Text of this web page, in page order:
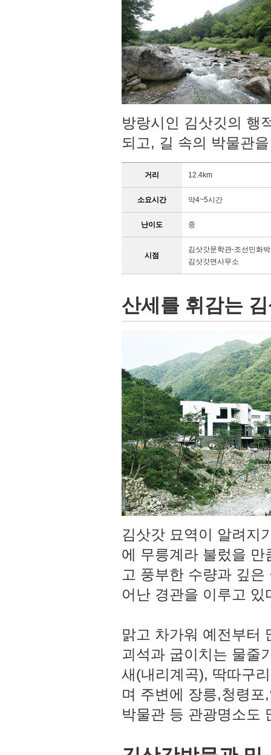
방랑시인 김삿깃의 행
되고, 길 속의 박물관
거리 12.4km
소요시간 약4~5시간
난이도 중
시점
김삿갓문학관-조선민화
김삿갓면사무소
산세를 휘감는
김삿갓 묘역이 알려지
에 무릉계라 불렀을
고 풍부한 수량과 깊
어난 경관을 이루고 있
맑고 차가워 예전부터
괴석과 굽이치는 물줄
새(내리계곡), 딱따구
며 주변에 장릉,청령
박물관 등 관광명소도